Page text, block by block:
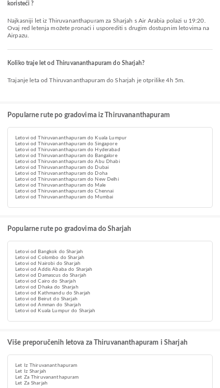
koristeći ?
Najkasniji let iz Thiruvananthapuram za Sharjah s Air Arabia polazi u 19:20.
Ovaj red letenja možete pronaći i usporediti s drugim dostupnim letovima na
Airpazu.
Koliko traje let od Thiruvananthapuram do Sharjah?
Trajanje leta od Thiruvananthapuram do Sharjah je otprilike 4h 5m.
Popularne rute po gradovima iz Thiruvananthapuram
Letovi od Thiruvananthapuram do Kuala Lumpur
Letovi od Thiruvananthapuram do Singapore
Letovi od Thiruvananthapuram do Hyderabad
Letovi od Thiruvananthapuram do Bangalore
Letovi od Thiruvananthapuram do Abu Dhabi
Letovi od Thiruvananthapuram do Dubai
Letovi od Thiruvananthapuram do Doha
Letovi od Thiruvananthapuram do New Delhi
Letovi od Thiruvananthapuram do Male
Letovi od Thiruvananthapuram do Chennai
Letovi od Thiruvananthapuram do Mumbai
Popularne rute po gradovima do Sharjah
Letovi od Bangkok do Sharjah
Letovi od Colombo do Sharjah
Letovi od Nairobi do Sharjah
Letovi od Addis Ababa do Sharjah
Letovi od Damascus do Sharjah
Letovi od Cairo do Sharjah
Letovi od Dhaka do Sharjah
Letovi od Kathmandu do Sharjah
Letovi od Beirut do Sharjah
Letovi od Amman do Sharjah
Letovi od Kuala Lumpur do Sharjah
Više preporučenih letova za Thiruvananthapuram i Sharjah
Let Iz Thiruvananthapuram
Let Iz Sharjah
Let Za Thiruvananthapuram
Let Za Sharjah